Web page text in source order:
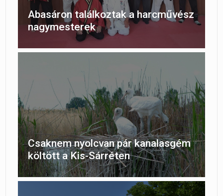
Abasáron találkoztak a harcművész
nagymesterek
Csaknem nyolcvan pár kanalasgém
költött a Kis-Sárréten